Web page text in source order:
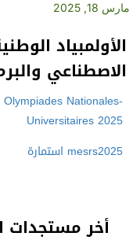
أخر مستجدات
مارس 18, 2025
الأولمبياد
الاصطناعي
Nationales-
Universitaires 2025
mesrs2025 استمارة